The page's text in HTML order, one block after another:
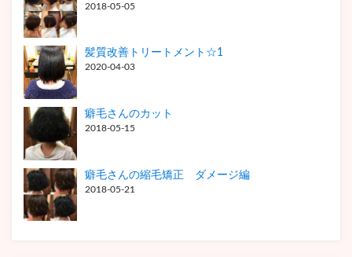
2018-05-05
髪質改善トリートメント☆1
2020-04-03
癖毛さんのカット
2018-05-15
癖毛さんの縮毛矯正 ダメージ編
2018-05-21